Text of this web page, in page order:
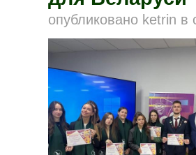
опубликовано ketrin в